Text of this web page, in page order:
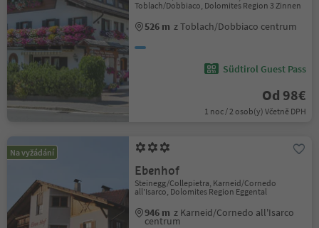
Toblach/Dobbiaco, Dolomites Region 3 Zinnen
526 m z Toblach/Dobbiaco centrum
Südtirol Guest Pass
Od 98€
1 noc / 2 osob(y) Včetně DPH
Na vyžádání
Ebenhof
Steinegg/Collepietra, Karneid/Cornedo
all'Isarco, Dolomites Region Eggental
946 m z Karneid/Cornedo all'Isarco
centrum